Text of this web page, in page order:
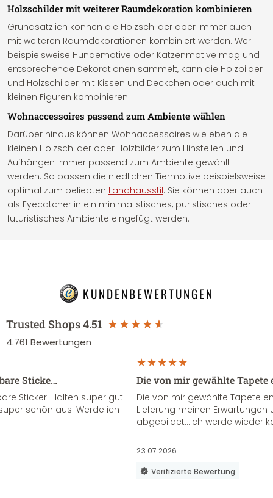
Holzschilder mit weiterer Raumdekoration kombinieren
Grundsätzlich können die Holzschilder aber immer auch
mit weiteren Raumdekorationen kombiniert werden. Wer
beispielsweise Hundemotive oder Katzenmotive mag und
entsprechende Dekorationen sammelt, kann die Holzbilder
und Holzschilder mit Kissen und Deckchen oder auch mit
kleinen Figuren kombinieren.
Wohnaccessoires passend zum Ambiente wählen
Darüber hinaus können Wohnaccessoires wie eben die
kleinen Holzschilder oder Holzbilder zum Hinstellen und
Aufhängen immer passend zum Ambiente gewählt
werden. So passen die niedlichen Tiermotive beispielsweise
optimal zum beliebten Landhausstil. Sie können aber auch
als Eyecatcher in ein minimalistisches, puristisches oder
futuristisches Ambiente eingefügt werden.
KUNDENBEWERTUNGEN
Trusted Shops4.51
4.761 Bewertungen
Sticke…
Sticker. Halten super gut
schön aus. Werde ich
Die von mir gewählte
Die von mir gewählte Tapete
Lieferung meinen Erwartungen
abgebildet...ich werde wieder
23.07.2026
Verifizierte Bewertung